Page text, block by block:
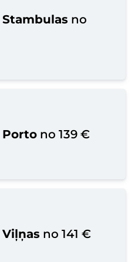
Stambulas no
Porto no 139 €
Viļņas no 141 €